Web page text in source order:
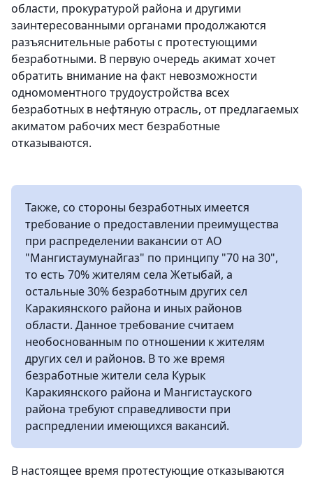
области, прокуратурой района и другими
заинтересованными органами продолжаются
разъяснительные работы с протестующими
безработными. В первую очередь акимат хочет
обратить внимание на факт невозможности
одномоментного трудоустройства всех
безработных в нефтяную отрасль, от предлагаемых
акиматом рабочих мест безработные
отказываются.
Также, со стороны безработных имеется
требование о предоставлении преимущества
при распределении вакансии от АО
"Мангистаумунайгаз" по принципу "70 на 30",
то есть 70% жителям села Жетыбай, а
остальные 30% безработным других сел
Каракиянского района и иных районов
области. Данное требование считаем
необоснованным по отношении к жителям
других сел и районов. В то же время
безработные жители села Курык
Каракиянского района и Мангистауского
района требуют справедливости при
распредлении имеющихся вакансий.
В настоящее время протестующие отказываются